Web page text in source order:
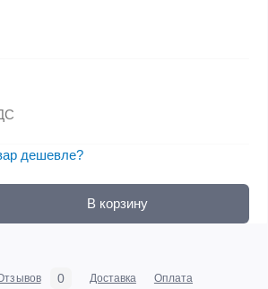
дешевле?
В корзину
0 Доставка Оплата